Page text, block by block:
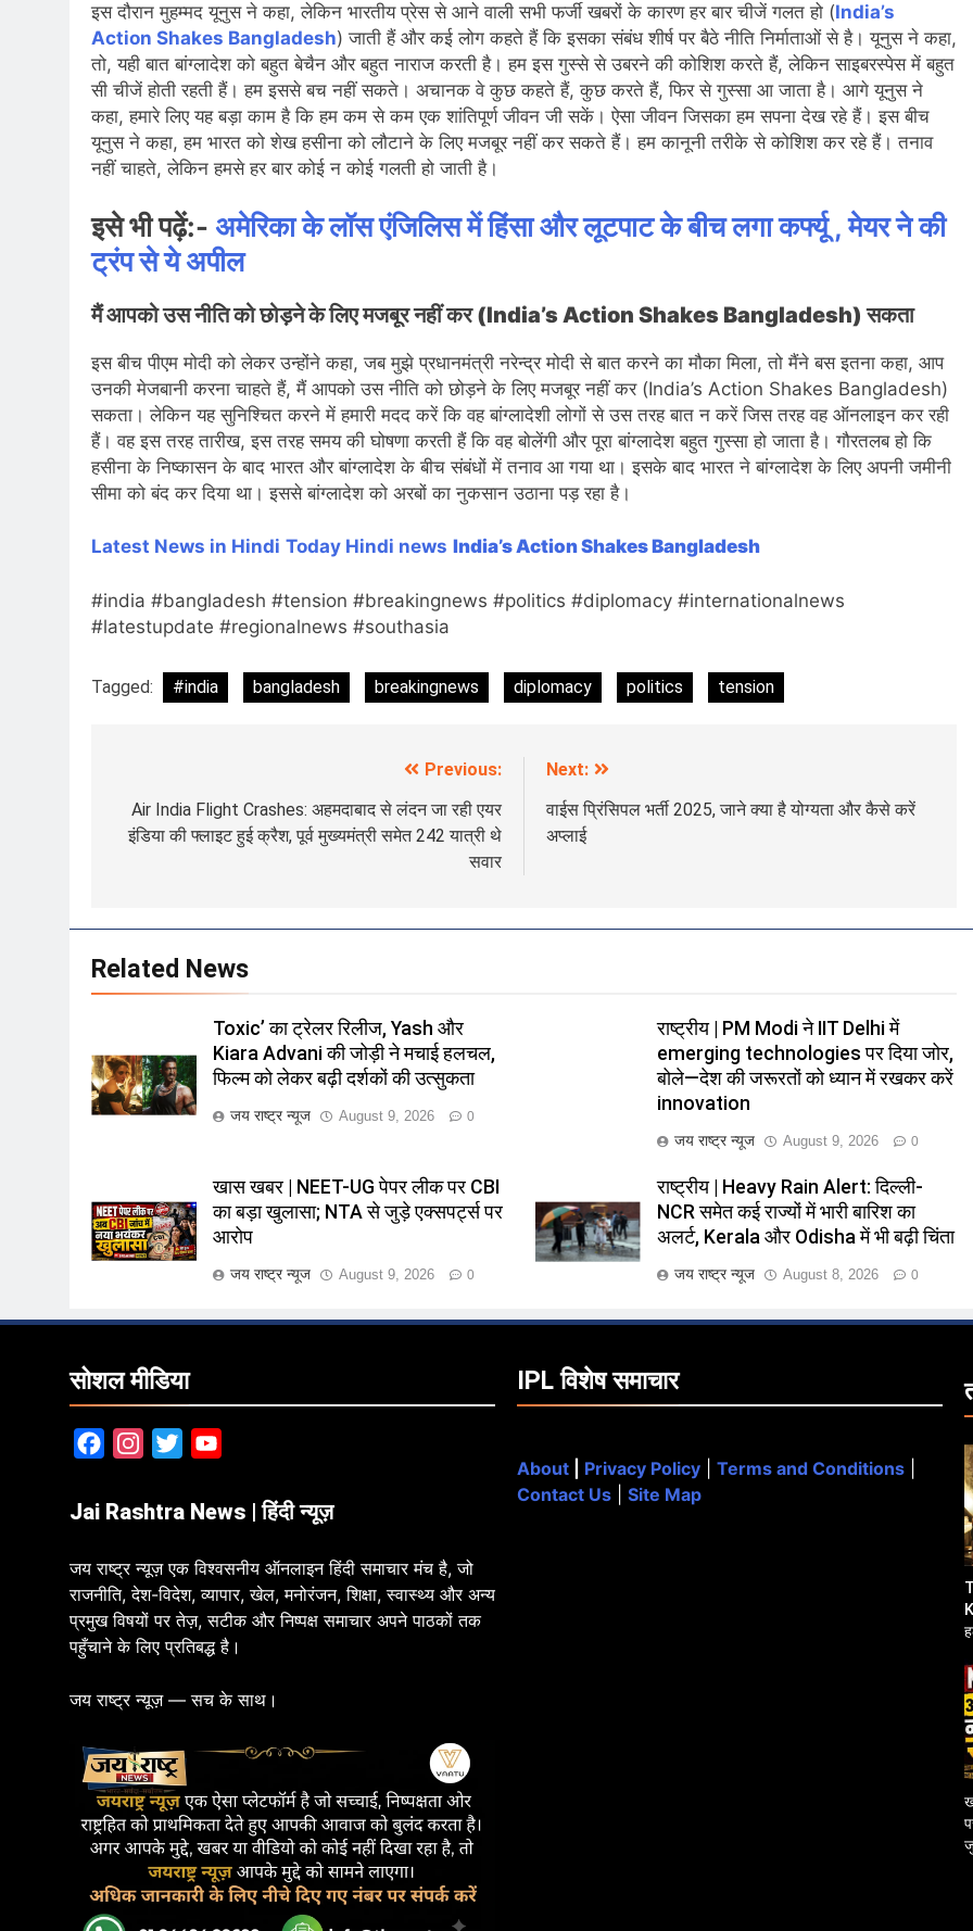
इस दौरान मुहम्मद यूनुस ने कहा, लेकिन भारतीय प्रेस से आने वाली सभी फर्जी खबरों के कारण हर बार चीजें गलत हो (India’s
Action Shakes Bangladesh) जाती हैं और कई लोग कहते हैं कि इसका संबंध शीर्ष पर बैठे नीति निर्माताओं से है। यूनुस ने कहा,
तो, यही बात बांग्लादेश को बहुत बेचैन और बहुत नाराज करती है। हम इस गुस्से से उबरने की कोशिश करते हैं, लेकिन साइबरस्पेस में बहुत
सी चीजें होती रहती हैं। हम इससे बच नहीं सकते। अचानक वे कुछ कहते हैं, कुछ करते हैं, फिर से गुस्सा आ जाता है। आगे यूनुस ने
कहा, हमारे लिए यह बड़ा काम है कि हम कम से कम एक शांतिपूर्ण जीवन जी सकें। ऐसा जीवन जिसका हम सपना देख रहे हैं। इस बीच
यूनुस ने कहा, हम भारत को शेख हसीना को लौटाने के लिए मजबूर नहीं कर सकते हैं। हम कानूनी तरीके से कोशिश कर रहे हैं। तनाव
नहीं चाहते, लेकिन हमसे हर बार कोई न कोई गलती हो जाती है।
इसे भी पढ़ें:- अमेरिका के लॉस एंजिलिस में हिंसा और लूटपाट के बीच लगा कर्फ्यू , मेयर ने की
ट्रंप से ये अपील
मैं आपको उस नीति को छोड़ने के लिए मजबूर नहीं कर (India’s Action Shakes Bangladesh) सकता
इस बीच पीएम मोदी को लेकर उन्होंने कहा, जब मुझे प्रधानमंत्री नरेन्द्र मोदी से बात करने का मौका मिला, तो मैंने बस इतना कहा, आप
उनकी मेजबानी करना चाहते हैं, मैं आपको उस नीति को छोड़ने के लिए मजबूर नहीं कर (India’s Action Shakes Bangladesh)
सकता। लेकिन यह सुनिश्चित करने में हमारी मदद करें कि वह बांग्लादेशी लोगों से उस तरह बात न करें जिस तरह वह ऑनलाइन कर रही
हैं। वह इस तरह तारीख, इस तरह समय की घोषणा करती हैं कि वह बोलेंगी और पूरा बांग्लादेश बहुत गुस्सा हो जाता है। गौरतलब हो कि
हसीना के निष्कासन के बाद भारत और बांग्लादेश के बीच संबंधों में तनाव आ गया था। इसके बाद भारत ने बांग्लादेश के लिए अपनी जमीनी
सीमा को बंद कर दिया था। इससे बांग्लादेश को अरबों का नुकसान उठाना पड़ रहा है।
Latest News in Hindi Today Hindi news India’s Action Shakes Bangladesh
#india #bangladesh #tension #breakingnews #politics #diplomacy #internationalnews
#latestupdate #regionalnews #southasia
Tagged: #india bangladesh breakingnews diplomacy politics tension
navigation
Previous:
Air India Flight Crashes: अहमदाबाद से लंदन जा रही एयर
इंडिया की फ्लाइट हुई क्रैश, पूर्व मुख्यमंत्री समेत 242 यात्री थे
सवार
Next:
वाईस प्रिंसिपल भर्ती 2025, जाने क्या है योग्यता और कैसे करें
अप्लाई
Related News
Toxic’ का ट्रेलर रिलीज, Yash और
Kiara Advani की जोड़ी ने मचाई हलचल,
फिल्म को लेकर बढ़ी दर्शकों की उत्सुकता
जय राष्ट्र न्यूज August 9, 2026 0
राष्ट्रीय | PM Modi ने IIT Delhi में
emerging technologies पर दिया जोर,
बोले—देश की जरूरतों को ध्यान में रखकर करें
innovation
जय राष्ट्र न्यूज August 9, 2026 0
खास खबर | NEET-UG पेपर लीक पर CBI
का बड़ा खुलासा; NTA से जुड़े एक्सपर्ट्स पर
आरोप
जय राष्ट्र न्यूज August 9, 2026 0
राष्ट्रीय | Heavy Rain Alert: दिल्ली-
NCR समेत कई राज्यों में भारी बारिश का
अलर्ट, Kerala और Odisha में भी बढ़ी चिंता
जय राष्ट्र न्यूज August 8, 2026 0
सोशल मीडिया
FacebookInstagram
Twitter
Jai Rashtra News | हिंदी न्यूज़
जय राष्ट्र न्यूज़ एक विश्वसनीय ऑनलाइन हिंदी समाचार मंच है, जो
राजनीति, देश-विदेश, व्यापार, खेल, मनोरंजन, शिक्षा, स्वास्थ्य और अन्य
प्रमुख विषयों पर तेज़, सटीक और निष्पक्ष समाचार अपने पाठकों तक
पहुँचाने के लिए प्रतिबद्ध है।
जय राष्ट्र न्यूज़ — सच के साथ।
IPL विशेष समाचार
About Privacy Policy Terms and Conditions
Contact Us
Site Map